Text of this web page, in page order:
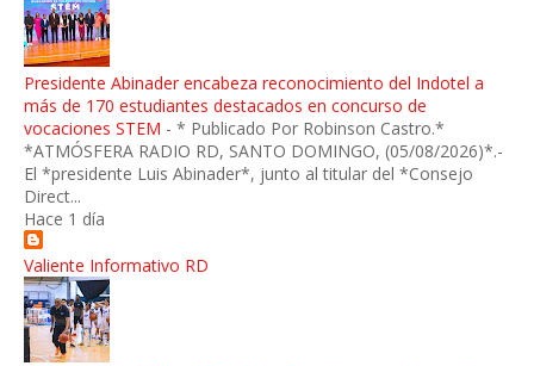
Presidente Abinader encabeza reconocimiento del Indotel a
más de 170 estudiantes destacados en concurso de
vocaciones STEM - * Publicado Por Robinson Castro.*
*ATMÓSFERA RADIO RD, SANTO DOMINGO, (05/08/2026)*.-
El *presidente Luis Abinader*, junto al titular del *Consejo
Direct...
Hace 1 día
Valiente Informativo RD